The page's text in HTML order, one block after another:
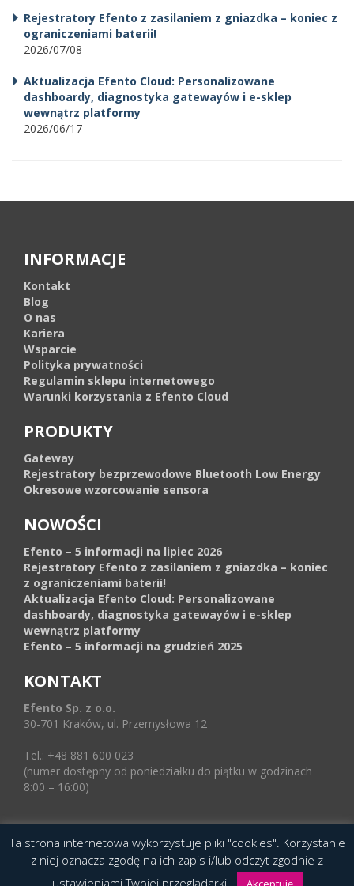
Rejestratory Efento z zasilaniem z gniazdka – koniec z
ograniczeniami baterii!
2026/07/08
Aktualizacja Efento Cloud: Personalizowane
dashboardy, diagnostyka gatewayów i e-sklep
wewnątrz platformy
2026/06/17
INFORMACJE
Kontakt
Blog
O nas
Kariera
Wsparcie
Polityka prywatności
Regulamin sklepu internetowego
Warunki korzystania z Efento Cloud
PRODUKTY
Gateway
Rejestratory bezprzewodowe Bluetooth Low Energy
Okresowe wzorcowanie sensora
NOWOŚCI
Efento – 5 informacji na lipiec 2026
Rejestratory Efento z zasilaniem z gniazdka – koniec
z ograniczeniami baterii!
Aktualizacja Efento Cloud: Personalizowane
dashboardy, diagnostyka gatewayów i e-sklep
wewnątrz platformy
Efento – 5 informacji na grudzień 2025
KONTAKT
Efento Sp. z o.o.
30-701 Kraków, ul. Przemysłowa 12
Tel.: +48 881 600 023
(numer dostępny od poniedziałku do piątku w godzinach
8:00 – 16:00)
© 2016 Copyright by Efento. All rights reserved.
Projekt i wykonanieAgencja Interaktywna
Epoka (e-poka.com).
Ta strona internetowa wykorzystuje pliki "cookies". Korzystanie
z niej oznacza zgodę na ich zapis i/lub odczyt zgodnie z
ustawieniami Twojej przeglądarki.